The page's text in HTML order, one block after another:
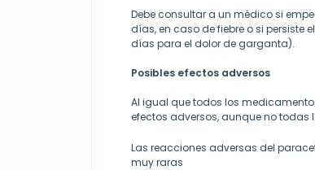
Debe consultar a un médico si
días, en caso de fiebre o si persiste
días para el dolor de garganta).
Posibles efectos adversos
Al igual que todos los
efectos adversos, aunque no todas
Las reacciones adversas del
muy raras